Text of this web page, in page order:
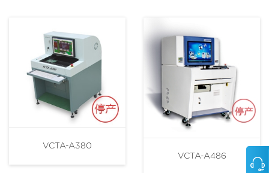
VCTA-A380
VCTA-A486